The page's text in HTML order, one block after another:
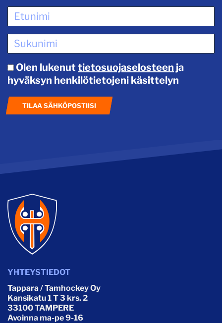
YHTEYSTIEDOT
Tappara / Tamhockey Oy
Kansikatu 1 T 3 krs. 2
33100 TAMPERE
Avoinna ma-pe 9-16
Olen lukenut tietosuojaselosteen ja
hyväksyn henkilötietojeni käsittelyn
TILAA SÄHKÖPOSTIISI